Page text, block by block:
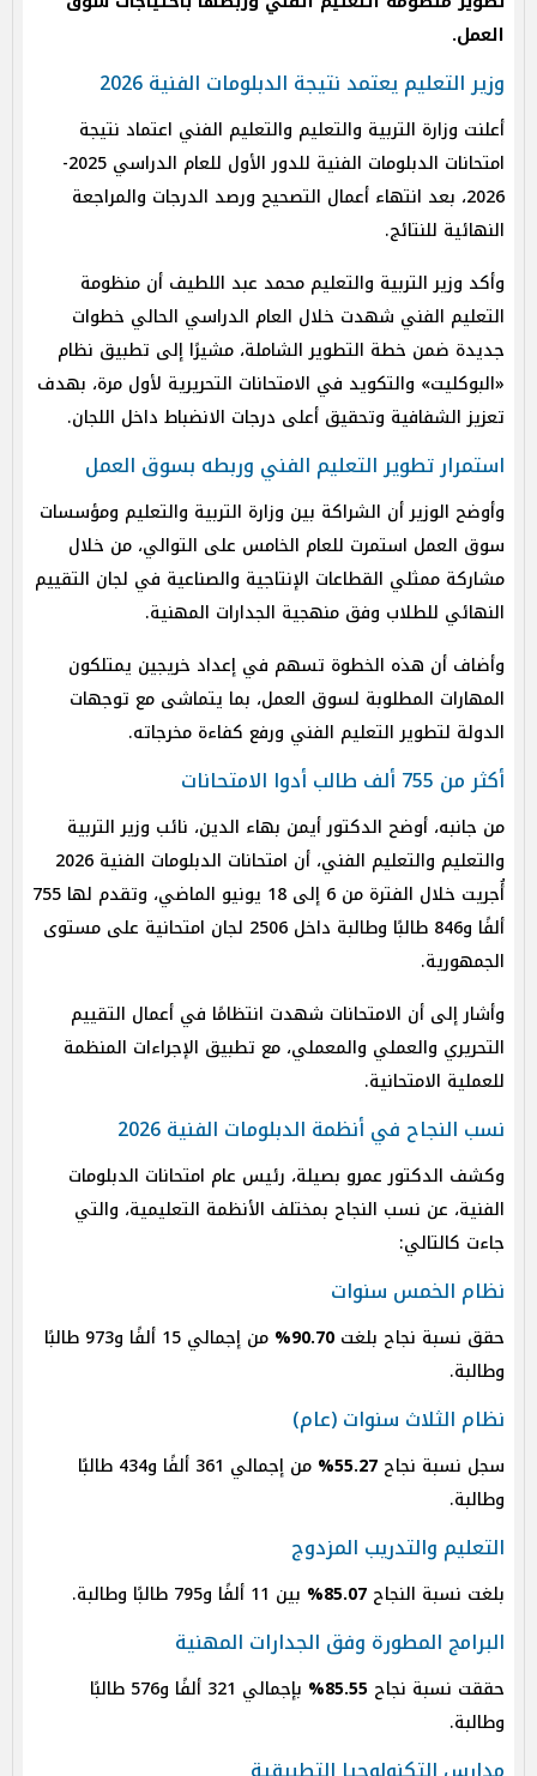
العمل.
وزير التعليم يعتمد نتيجة الدبلومات الفنية 2026
أعلنت وزارة التربية والتعليم والتعليم الفني اعتماد نتيجة
امتحانات الدبلومات الفنية للدور الأول للعام الدراسي 2025-
2026، بعد انتهاء أعمال التصحيح ورصد الدرجات والمراجعة
النهائية للنتائج.
وأكد وزير التربية والتعليم محمد عبد اللطيف أن منظومة
التعليم الفني شهدت خلال العام الدراسي الحالي خطوات
جديدة ضمن خطة التطوير الشاملة، مشيرًا إلى تطبيق نظام
«البوكليت» والتكويد في الامتحانات التحريرية لأول مرة، بهدف
تعزيز الشفافية وتحقيق أعلى درجات الانضباط داخل اللجان.
استمرار تطوير التعليم الفني وربطه بسوق العمل
وأوضح الوزير أن الشراكة بين وزارة التربية والتعليم ومؤسسات
سوق العمل استمرت للعام الخامس على التوالي، من خلال
مشاركة ممثلي القطاعات الإنتاجية والصناعية في لجان التقييم
النهائي للطلاب وفق منهجية الجدارات المهنية.
وأضاف أن هذه الخطوة تسهم في إعداد خريجين يمتلكون
المهارات المطلوبة لسوق العمل، بما يتماشى مع توجهات
الدولة لتطوير التعليم الفني ورفع كفاءة مخرجاته.
أكثر من 755 ألف طالب أدوا الامتحانات
من جانبه، أوضح الدكتور أيمن بهاء الدين، نائب وزير التربية
والتعليم والتعليم الفني، أن امتحانات الدبلومات الفنية 2026
أُجريت خلال الفترة من 6 إلى 18 يونيو الماضي، وتقدم لها 755
ألفًا و846 طالبًا وطالبة داخل 2506 لجان امتحانية على مستوى
الجمهورية.
وأشار إلى أن الامتحانات شهدت انتظامًا في أعمال التقييم
التحريري والعملي والمعملي، مع تطبيق الإجراءات المنظمة
للعملية الامتحانية.
نسب النجاح في أنظمة الدبلومات الفنية 2026
وكشف الدكتور عمرو بصيلة، رئيس عام امتحانات الدبلومات
الفنية، عن نسب النجاح بمختلف الأنظمة التعليمية، والتي
جاءت كالتالي:
نظام الخمس سنوات
حقق نسبة نجاح بلغت 90.70%
من إجمالي 15 ألفًا و973 طالبًا
وطالبة.
نظام الثلاث سنوات (عام)
سجل نسبة نجاح 55.27%
من إجمالي 361 ألفًا و434 طالبًا
وطالبة.
التعليم والتدريب المزدوج
بلغت نسبة النجاح 85.07% بين 11 ألفًا و795 طالبًا وطالبة.
البرامج المطورة وفق الجدارات المهنية
حققت نسبة نجاح 85.55%
بإجمالي 321 ألفًا و576 طالبًا
وطالبة.